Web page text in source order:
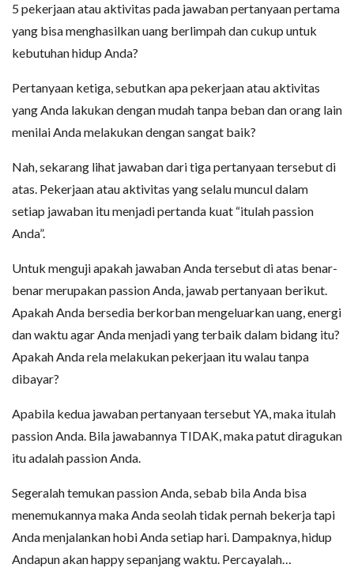
5 pekerjaan atau aktivitas pada jawaban pertanyaan pertama
yang bisa menghasilkan uang berlimpah dan cukup untuk
kebutuhan hidup Anda?
Pertanyaan ketiga, sebutkan apa pekerjaan atau aktivitas
yang Anda lakukan dengan mudah tanpa beban dan orang lain
menilai Anda melakukan dengan sangat baik?
Nah, sekarang lihat jawaban dari tiga pertanyaan tersebut di
atas. Pekerjaan atau aktivitas yang selalu muncul dalam
setiap jawaban itu menjadi pertanda kuat “itulah passion
Anda”.
Untuk menguji apakah jawaban Anda tersebut di atas benar-
benar merupakan passion Anda, jawab pertanyaan berikut.
Apakah Anda bersedia berkorban mengeluarkan uang, energi
dan waktu agar Anda menjadi yang terbaik dalam bidang itu?
Apakah Anda rela melakukan pekerjaan itu walau tanpa
dibayar?
Apabila kedua jawaban pertanyaan tersebut YA, maka itulah
passion Anda. Bila jawabannya TIDAK, maka patut diragukan
itu adalah passion Anda.
Segeralah temukan passion Anda, sebab bila Anda bisa
menemukannya maka Anda seolah tidak pernah bekerja tapi
Anda menjalankan hobi Anda setiap hari. Dampaknya, hidup
Andapun akan happy sepanjang waktu. Percayalah…